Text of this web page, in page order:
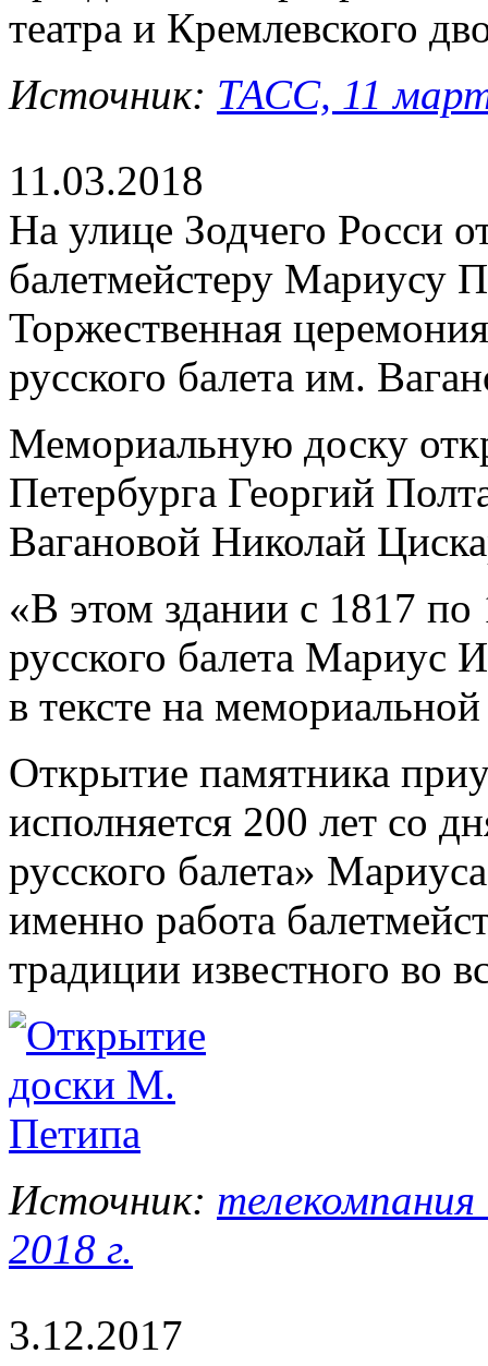
театра и Кремлевского
Источник: ТАСС, 11
11.03.2018
На улице Зодчего Росси
балетмейстеру Мариусу
Торжественная
русского балета им.
Мемориальную доску
Петербурга Георгий
Вагановой Николай
«В этом здании с 1817 по
русского балета Мариус
в тексте на
Открытие памятника
исполняется 200 лет со
русского балета»
именно работа
традиции известного во
Источник:
2018 г.
3.12.2017